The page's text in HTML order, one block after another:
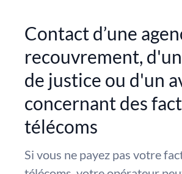
Contact d’une
recouvrement,
de justice ou d'un
concernant des
télécoms
Si vous ne payez pas votre